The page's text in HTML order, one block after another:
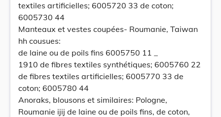
textiles artificielles; 6005720 33 de coton;
6005730 44
Manteaux et vestes coupées- Roumanie, Taiwan
hh cousues:
de laine ou de poils fins 6005750 11 _
1910 de fibres textiles synthétiques; 6005760 22
de fibres textiles artificielles; 6005770 33 de
coton; 6005780 44
Anoraks, blousons et similaires: Pologne,
Roumanie ijij de laine ou de poils fins, de coton,